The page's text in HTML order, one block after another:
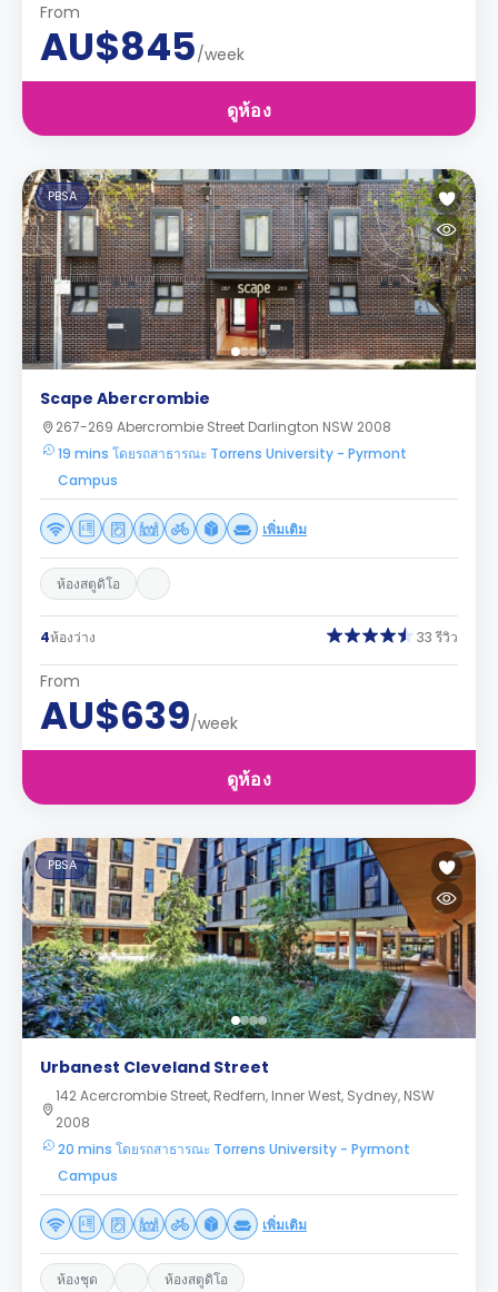
From
AU$845/week
ดูห้อง
PBSA
Scape Abercrombie
267-269 Abercrombie Street Darlington NSW 2008
19 mins โดยรถสาธารณะ Torrens University - Pyrmont
Campus
เพิ่มเติม
ห้องสตูดิโอ
4ห้องว่าง 33 รีวิว
From
AU$639/week
ดูห้อง
PBSA
Urbanest Cleveland Street
142 Acercrombie Street, Redfern, Inner West, Sydney, NSW
2008
20 mins โดยรถสาธารณะ Torrens University - Pyrmont
Campus
เพิ่มเติม
ห้องชุด ห้องสตูดิโอ